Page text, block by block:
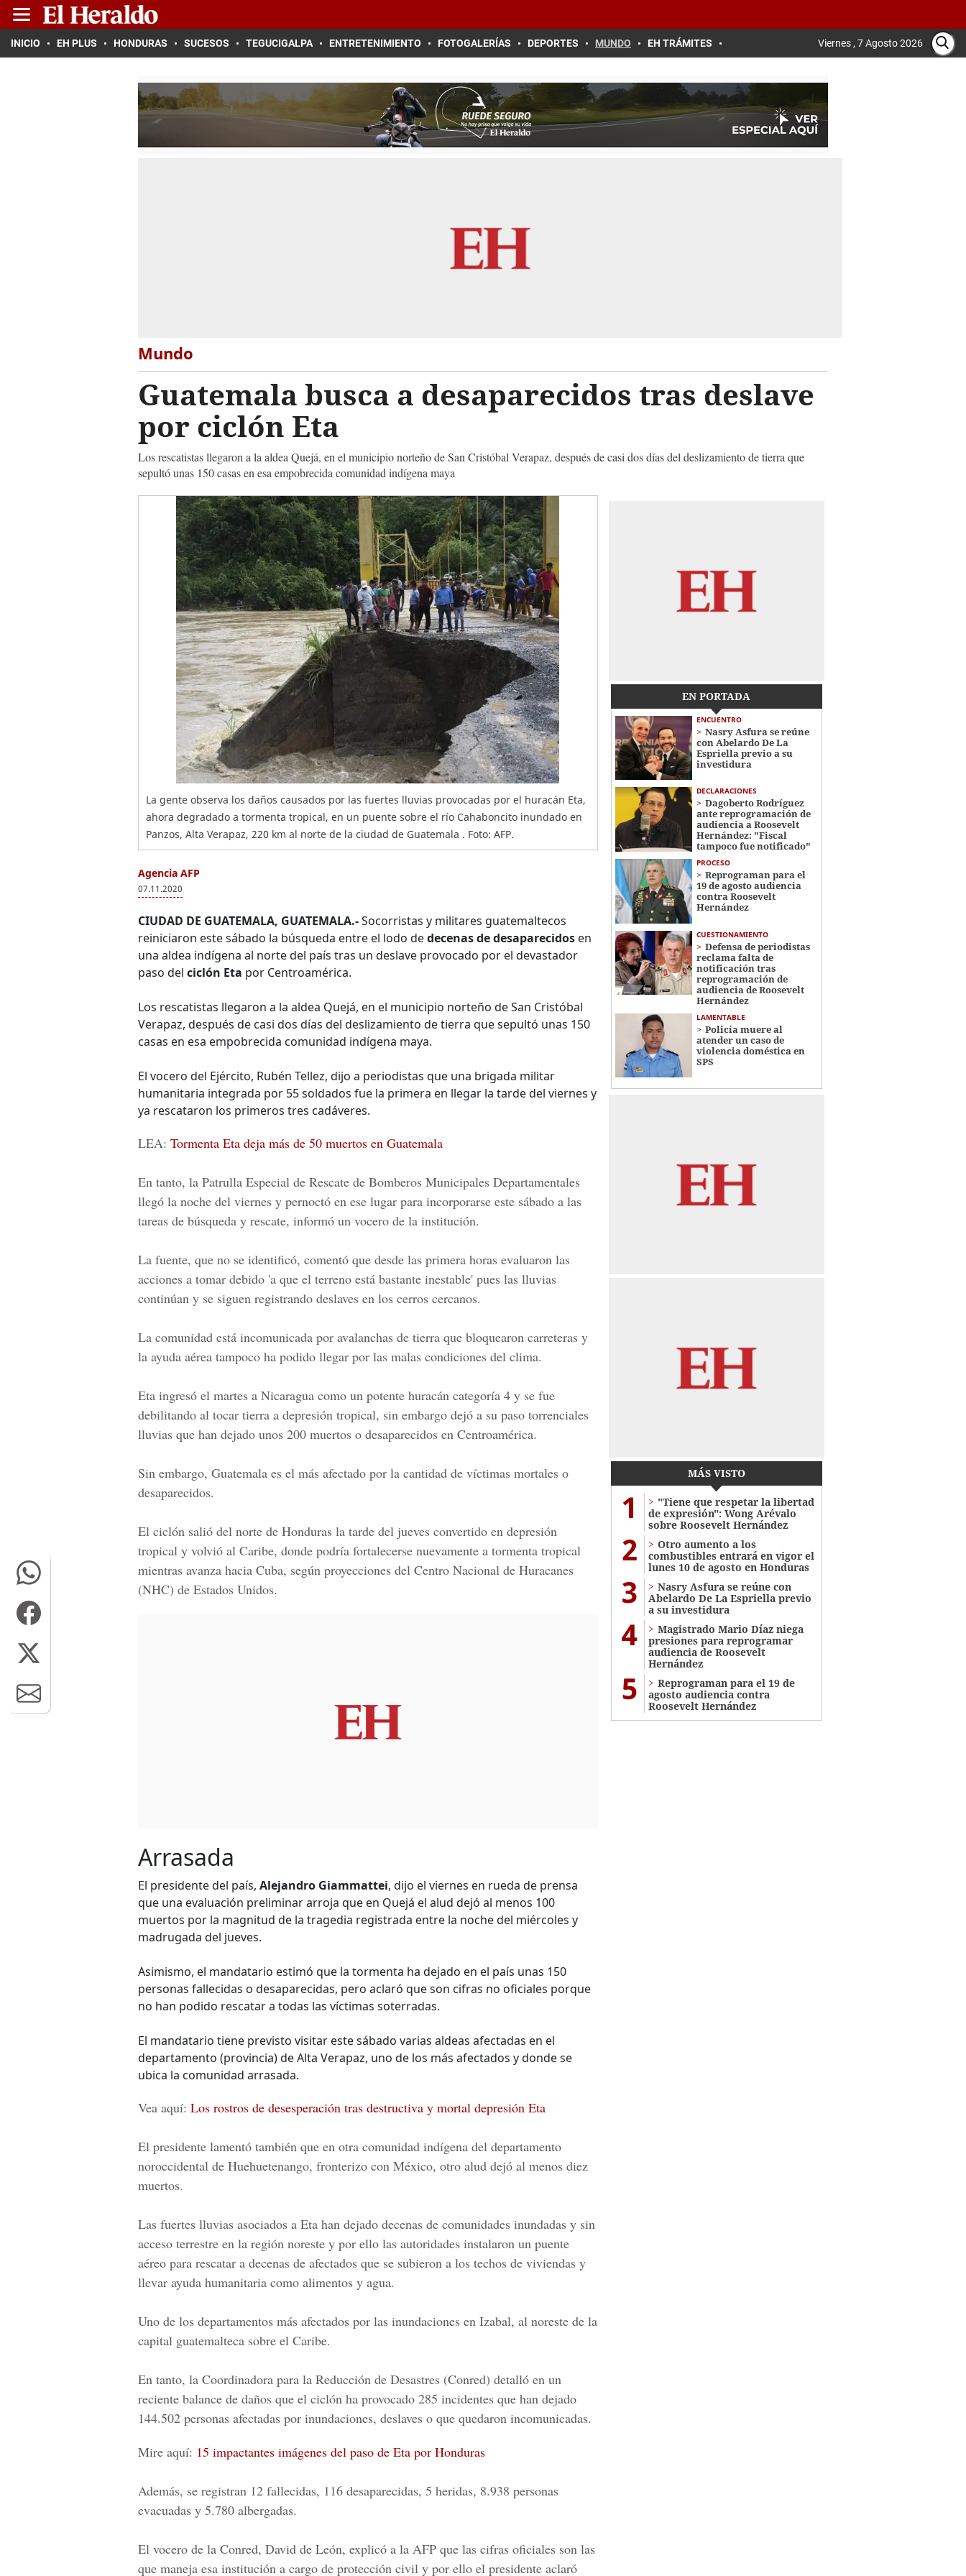
INICIO EH PLUS HONDURAS SUCESOS TEGUCIGALPA ENTRETENIMIENTO FOTOGALERÍAS DEPORTES MUNDO EH TRÁMITES Viernes , 7 Agosto 2026
Mundo
Guatemala busca a desaparecidos tras deslave
por ciclón Eta
Los rescatistas llegaron a la aldea Quejá, en el municipio norteño de San Cristóbal Verapaz, después de casi dos días del deslizamiento de tierra que
sepultó unas 150 casas en esa empobrecida comunidad indígena maya
La gente observa los daños causados ​​por las fuertes lluvias provocadas por el huracán Eta,
ahora degradado a tormenta tropical, en un puente sobre el río Cahaboncito inundado en
Panzos, Alta Verapaz, 220 km al norte de la ciudad de Guatemala . Foto: AFP.
Agencia AFP
07.11.2020
CIUDAD DE GUATEMALA, GUATEMALA.-Socorristas y militares guatemaltecos
reiniciaron este sábado la búsqueda entre el lodo dedecenas de desaparecidos en
una aldea indígena al norte del país tras un deslave provocado por el devastador
paso del ciclón Eta por Centroamérica.
Los rescatistas llegaron a la aldea Quejá, en el municipio norteño de San Cristóbal
Verapaz, después de casi dos días del deslizamiento de tierra que sepultó unas 150
casas en esa empobrecida comunidad indígena maya.
El vocero del Ejército, Rubén Tellez, dijo a periodistas que una brigada militar
humanitaria integrada por 55 soldados fue la primera en llegar la tarde del viernes y
ya rescataron los primeros tres cadáveres.
LEA: Tormenta Eta deja más de 50 muertos en Guatemala
En tanto, la Patrulla Especial de Rescate de Bomberos Municipales Departamentales
llegó la noche del viernes y pernoctó en ese lugar para incorporarse este sábado a las
tareas de búsqueda y rescate, informó un vocero de la institución.
La fuente, que no se identificó, comentó que desde las primera horas evaluaron las
acciones a tomar debido 'a que el terreno está bastante inestable' pues las lluvias
continúan y se siguen registrando deslaves en los cerros cercanos.
La comunidad está incomunicada por avalanchas de tierra que bloquearon carreteras y
la ayuda aérea tampoco ha podido llegar por las malas condiciones del clima.
Eta ingresó el martes a Nicaragua como un potente huracán categoría 4 y se fue
debilitando al tocar tierra a depresión tropical, sin embargo dejó a su paso torrenciales
lluvias que han dejado unos 200 muertos o desaparecidos en Centroamérica.
Sin embargo, Guatemala es el más afectado por la cantidad de víctimas mortales o
desaparecidos.
El ciclón salió del norte de Honduras la tarde del jueves convertido en depresión
tropical y volvió al Caribe, donde podría fortalecerse nuevamente a tormenta tropical
mientras avanza hacia Cuba, según proyecciones del Centro Nacional de Huracanes
(NHC) de Estados Unidos.
Arrasada
El presidente del país, Alejandro Giammattei, dijo el viernes en rueda de prensa
que una evaluación preliminar arroja que en Quejá el alud dejó al menos 100
muertos por la magnitud de la tragedia registrada entre la noche del miércoles y
madrugada del jueves.
Asimismo, el mandatario estimó que la tormenta ha dejado en el país unas 150
personas fallecidas o desaparecidas, pero aclaró que son cifras no oficiales porque
no han podido rescatar a todas las víctimas soterradas.
El mandatario tiene previsto visitar este sábado varias aldeas afectadas en el
departamento (provincia) de Alta Verapaz, uno de los más afectados y donde se
ubica la comunidad arrasada.
Vea aquí: Los rostros de desesperación tras destructiva y mortal depresión Eta
El presidente lamentó también que en otra comunidad indígena del departamento
noroccidental de Huehuetenango, fronterizo con México, otro alud dejó al menos diez
muertos.
Las fuertes lluvias asociados a Eta han dejado decenas de comunidades inundadas y sin
acceso terrestre en la región noreste y por ello las autoridades instalaron un puente
aéreo para rescatar a decenas de afectados que se subieron a los techos de viviendas y
llevar ayuda humanitaria como alimentos y agua.
Uno de los departamentos más afectados por las inundaciones en Izabal, al noreste de la
capital guatemalteca sobre el Caribe.
En tanto, la Coordinadora para la Reducción de Desastres (Conred) detalló en un
reciente balance de daños que el ciclón ha provocado 285 incidentes que han dejado
144.502 personas afectadas por inundaciones, deslaves o que quedaron incomunicadas.
Mire aquí: 15 impactantes imágenes del paso de Eta por Honduras
Además, se registran 12 fallecidas, 116 desaparecidas, 5 heridas, 8.938 personas
evacuadas y 5.780 albergadas.
El vocero de la Conred, David de León, explicó a la AFP que las cifras oficiales son las
que maneja esa institución a cargo de protección civil y por ello el presidente aclaró
EN PORTADA
ENCUENTRO
Nasry Asfura se reúne
con Abelardo De La
Espriella previo a su
investidura
DECLARACIONES
Dagoberto Rodríguez
ante reprogramación de
audiencia a Roosevelt
Hernández: "Fiscal
tampoco fue notificado"
PROCESO
Reprograman para el
19 de agosto audiencia
contra Roosevelt
Hernández
CUESTIONAMIENTO
Defensa de periodistas
reclama falta de
notificación tras
reprogramación de
audiencia de Roosevelt
Hernández
LAMENTABLE
Policía muere al
atender un caso de
violencia doméstica en
SPS
MÁS VISTO
1
"Tiene que respetar la libertad
de expresión": Wong Arévalo
sobre Roosevelt Hernández
2
Otro aumento a los
combustibles entrará en vigor el
lunes 10 de agosto en Honduras
3
Nasry Asfura se reúne con
Abelardo De La Espriella previo
a su investidura
4
Magistrado Mario Díaz niega
presiones para reprogramar
audiencia de Roosevelt
Hernández
5
Reprograman para el 19 de
agosto audiencia contra
Roosevelt Hernández